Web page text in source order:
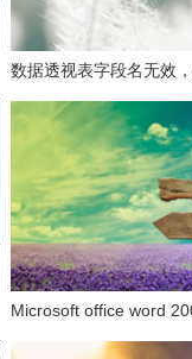
数据透视表字段名无效
用组合为带有标志列列表
据。
Microsoft office word
发送错误报告怎么办？